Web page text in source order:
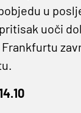
u
uoči